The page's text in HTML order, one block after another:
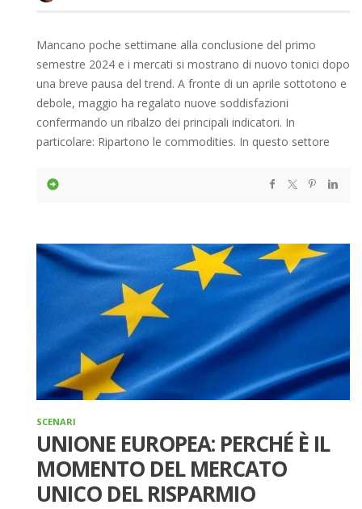
Mancano poche settimane alla conclusione del primo
semestre 2024 e i mercati si mostrano di nuovo tonici dopo
una breve pausa del trend. A fronte di un aprile sottotono e
debole, maggio ha regalato nuove soddisfazioni
confermando un ribalzo dei principali indicatori. In
particolare: Ripartono le commodities. In questo settore
SCENARI
UNIONE EUROPEA: PERCHÉ È IL
MOMENTO DEL MERCATO
UNICO DEL RISPARMIO